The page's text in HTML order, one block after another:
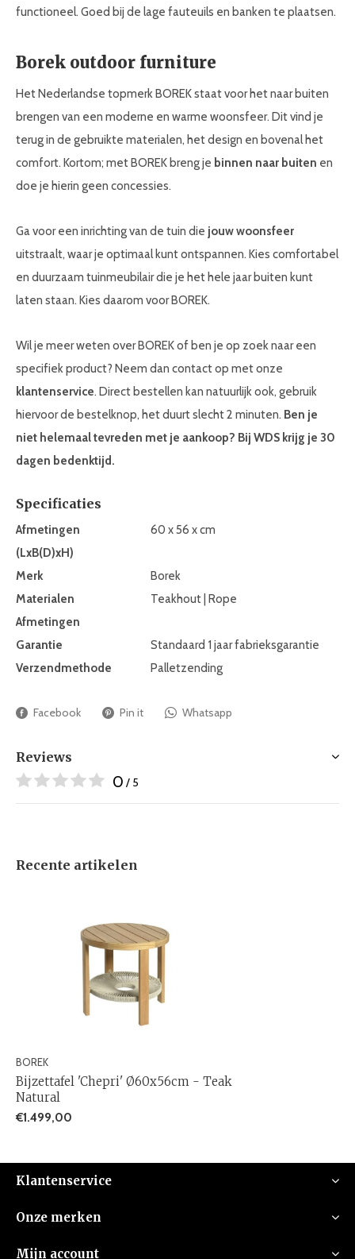
functioneel. Goed bij de lage fauteuils en banken te plaatsen.
Borek outdoor furniture
Het Nederlandse topmerk BOREK staat voor het naar buiten
brengen van een moderne en warme woonsfeer. Dit vind je
terug in de gebruikte materialen, het design en bovenal het
comfort. Kortom; met BOREK breng je binnen naar buiten en
doe je hierin geen concessies.
Ga voor een inrichting van de tuin die jouw woonsfeer
uitstraalt, waar je optimaal kunt ontspannen. Kies comfortabel
en duurzaam tuinmeubilair die je het hele jaar buiten kunt
laten staan. Kies daarom voor BOREK.
Wil je meer weten over BOREK of ben je op zoek naar een
specifiek product? Neem dan contact op met onze
klantenservice. Direct bestellen kan natuurlijk ook, gebruik
hiervoor de bestelknop, het duurt slecht 2 minuten. Ben je
niet helemaal tevreden met je aankoop? Bij WDS krijg je 30
dagen bedenktijd.
Specificaties
Afmetingen
(LxB(D)xH)
60 x 56 x cm
Merk
Borek
Materialen
Teakhout | Rope
Afmetingen
Garantie
Standaard 1 jaar fabrieksgarantie
Verzendmethode
Palletzending
Facebook Pin it Whatsapp
Reviews
0 / 5
Recente artikelen
BOREK
Bijzettafel 'Chepri' Ø60x56cm - Teak
Natural
€1.499,00
Klantenservice
Onze merken
Mijn account